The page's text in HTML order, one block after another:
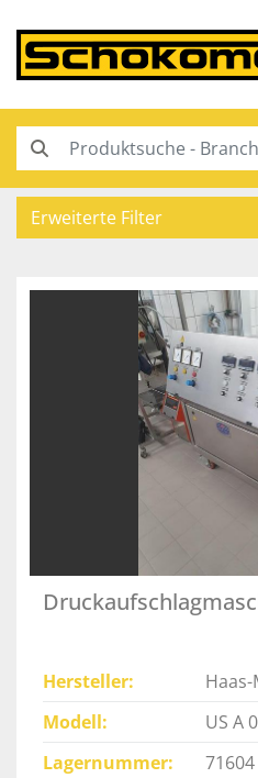
Erweiterte Filter
Hersteller
Modell
US A
Lagernummer
71604